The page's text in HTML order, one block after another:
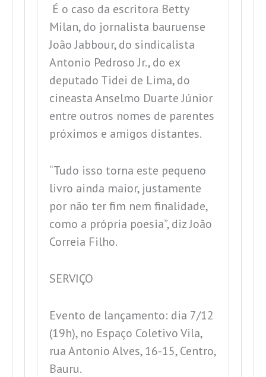
É o caso da escritora Betty
Milan, do jornalista bauruense
João Jabbour, do sindicalista
Antonio Pedroso Jr., do ex
deputado Tidei de Lima, do
cineasta Anselmo Duarte Júnior
entre outros nomes de parentes
próximos e amigos distantes.
“Tudo isso torna este pequeno
livro ainda maior, justamente
por não ter fim nem finalidade,
como a própria poesia”, diz João
Correia Filho.
SERVIÇO
Evento de lançamento: dia 7/12
(19h), no Espaço Coletivo Vila,
rua Antonio Alves, 16-15, Centro,
Bauru.